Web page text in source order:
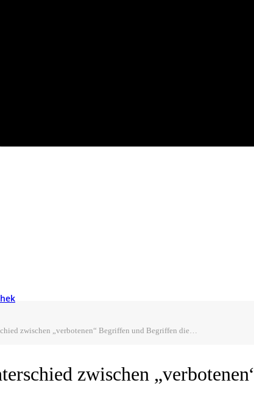
zwischen „verbotenen“ Begriffen und Begriffen die…
zwischen